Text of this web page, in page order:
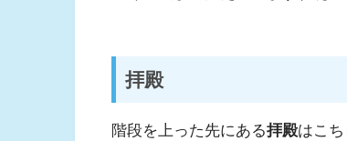
拝殿
階段を上った先にある拝殿はこち